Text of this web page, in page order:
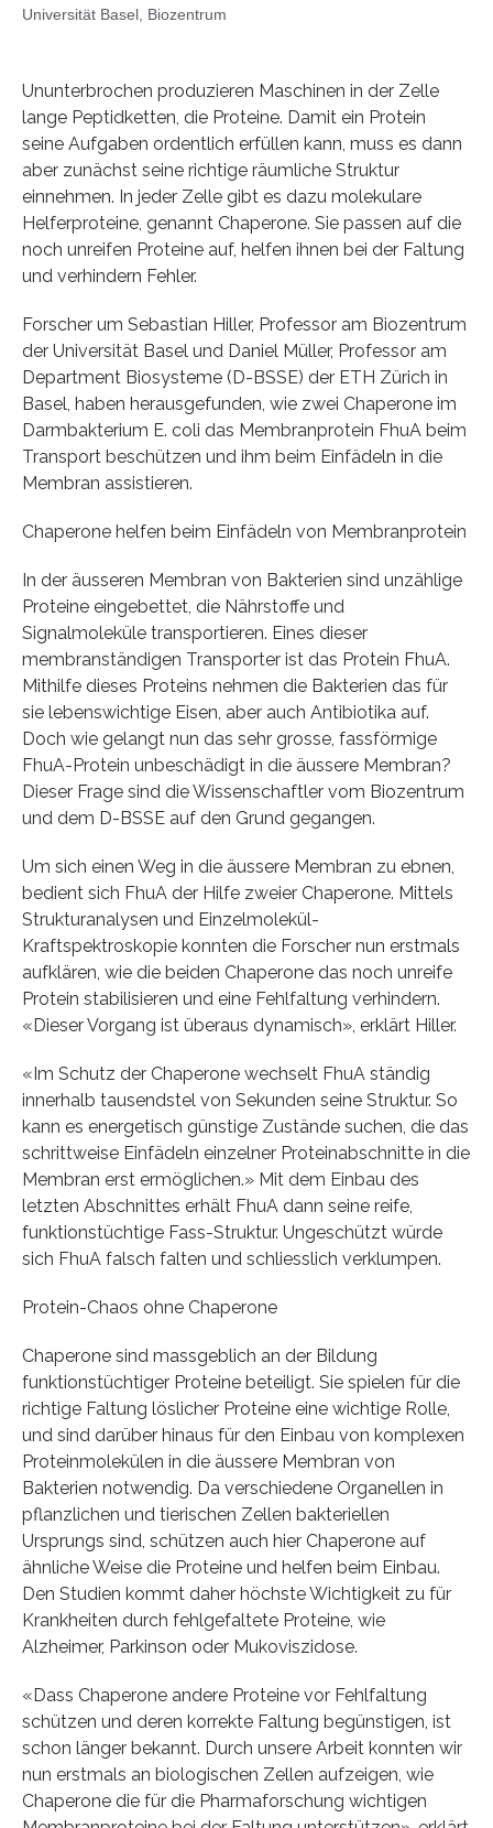
Universität Basel, Biozentrum
Ununterbrochen produzieren Maschinen in der Zelle
lange Peptidketten, die Proteine. Damit ein Protein
seine Aufgaben ordentlich erfüllen kann, muss es dann
aber zunächst seine richtige räumliche Struktur
einnehmen. In jeder Zelle gibt es dazu molekulare
Helferproteine, genannt Chaperone. Sie passen auf die
noch unreifen Proteine auf, helfen ihnen bei der Faltung
und verhindern Fehler.
Forscher um Sebastian Hiller, Professor am Biozentrum
der Universität Basel und Daniel Müller, Professor am
Department Biosysteme (D-BSSE) der ETH Zürich in
Basel, haben herausgefunden, wie zwei Chaperone im
Darmbakterium E. coli das Membranprotein FhuA beim
Transport beschützen und ihm beim Einfädeln in die
Membran assistieren.
Chaperone helfen beim Einfädeln von Membranprotein
In der äusseren Membran von Bakterien sind unzählige
Proteine eingebettet, die Nährstoffe und
Signalmoleküle transportieren. Eines dieser
membranständigen Transporter ist das Protein FhuA.
Mithilfe dieses Proteins nehmen die Bakterien das für
sie lebenswichtige Eisen, aber auch Antibiotika auf.
Doch wie gelangt nun das sehr grosse, fassförmige
FhuA-Protein unbeschädigt in die äussere Membran?
Dieser Frage sind die Wissenschaftler vom Biozentrum
und dem D-BSSE auf den Grund gegangen.
Um sich einen Weg in die äussere Membran zu ebnen,
bedient sich FhuA der Hilfe zweier Chaperone. Mittels
Strukturanalysen und Einzelmolekül-
Kraftspektroskopie konnten die Forscher nun erstmals
aufklären, wie die beiden Chaperone das noch unreife
Protein stabilisieren und eine Fehlfaltung verhindern.
«Dieser Vorgang ist überaus dynamisch», erklärt Hiller.
«Im Schutz der Chaperone wechselt FhuA ständig
innerhalb tausendstel von Sekunden seine Struktur. So
kann es energetisch günstige Zustände suchen, die das
schrittweise Einfädeln einzelner Proteinabschnitte in die
Membran erst ermöglichen.» Mit dem Einbau des
letzten Abschnittes erhält FhuA dann seine reife,
funktionstüchtige Fass-Struktur. Ungeschützt würde
sich FhuA falsch falten und schliesslich verklumpen.
Protein-Chaos ohne Chaperone
Chaperone sind massgeblich an der Bildung
funktionstüchtiger Proteine beteiligt. Sie spielen für die
richtige Faltung löslicher Proteine eine wichtige Rolle,
und sind darüber hinaus für den Einbau von komplexen
Proteinmolekülen in die äussere Membran von
Bakterien notwendig. Da verschiedene Organellen in
pflanzlichen und tierischen Zellen bakteriellen
Ursprungs sind, schützen auch hier Chaperone auf
ähnliche Weise die Proteine und helfen beim Einbau.
Den Studien kommt daher höchste Wichtigkeit zu für
Krankheiten durch fehlgefaltete Proteine, wie
Alzheimer, Parkinson oder Mukoviszidose.
«Dass Chaperone andere Proteine vor Fehlfaltung
schützen und deren korrekte Faltung begünstigen, ist
schon länger bekannt. Durch unsere Arbeit konnten wir
nun erstmals an biologischen Zellen aufzeigen, wie
Chaperone die für die Pharmaforschung wichtigen